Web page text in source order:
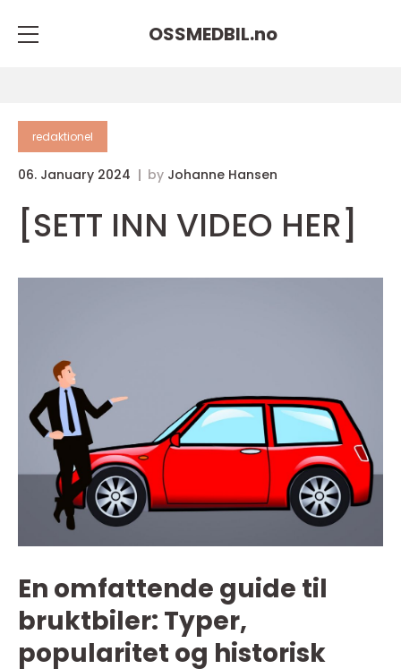
OSSMEDBIL.no
redaktionel
06. January 2024 by Johanne Hansen
[SETT INN VIDEO HER]
En omfattende guide til
bruktbiler: Typer,
popularitet og historisk